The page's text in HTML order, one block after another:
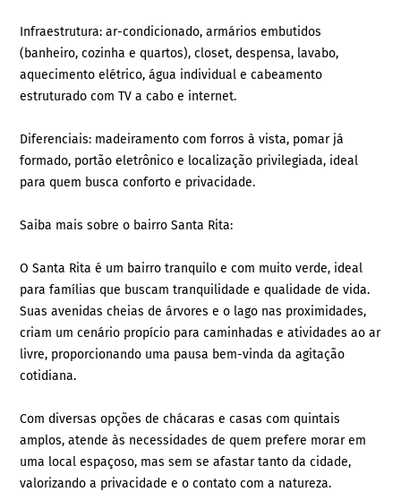
Infraestrutura: ar-condicionado, armários embutidos
(banheiro, cozinha e quartos), closet, despensa, lavabo,
aquecimento elétrico, água individual e cabeamento
estruturado com TV a cabo e internet.
Diferenciais: madeiramento com forros à vista, pomar já
formado, portão eletrônico e localização privilegiada, ideal
para quem busca conforto e privacidade.
Saiba mais sobre o bairro Santa Rita:
O Santa Rita é um bairro tranquilo e com muito verde, ideal
para famílias que buscam tranquilidade e qualidade de vida.
Suas avenidas cheias de árvores e o lago nas proximidades,
criam um cenário propício para caminhadas e atividades ao ar
livre, proporcionando uma pausa bem-vinda da agitação
cotidiana.
Com diversas opções de chácaras e casas com quintais
amplos, atende às necessidades de quem prefere morar em
uma local espaçoso, mas sem se afastar tanto da cidade,
valorizando a privacidade e o contato com a natureza.